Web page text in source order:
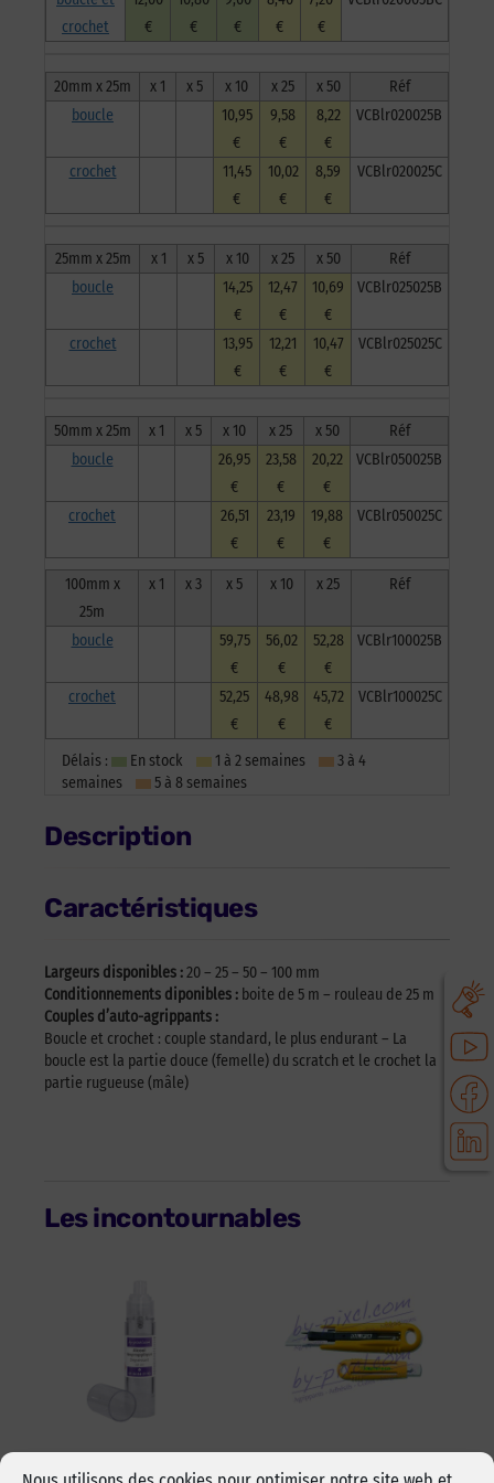
crochet
€
€
€
€
€
20mm x 25m x 1 x 5 x 10 x 25 x 50
Réf
boucle
10,95
€
9,58
€
8,22
€
VCBlr020025B
crochet
11,45
€
10,02
€
8,59
€
VCBlr020025C
25mm x 25m x 1 x 5 x 10 x 25 x 50
Réf
boucle
14,25
€
12,47
€
10,69
€
VCBlr025025B
crochet
13,95
€
12,21
€
10,47
€
VCBlr025025C
50mm x 25m x 1 x 5 x 10 x 25 x 50
Réf
boucle
26,95
€
23,58
€
20,22
€
VCBlr050025B
crochet
26,51
€
23,19
€
19,88
€
VCBlr050025C
100mm x
25m
x 1 x 3 x 5 x 10 x 25 Réf
boucle
59,75
€
56,02
€
52,28
€
VCBlr100025B
crochet
52,25
€
48,98
€
45,72
€
VCBlr100025C
Délais : En stock 1 à 2 semaines
3 à 4
semaines
5 à 8 semaines
Description
Caractéristiques
Largeurs disponibles :20 – 25 – 50 – 100 mm
Conditionnements diponibles : boite de 5 m – rouleau de 25 m
Couples d’auto-agrippants :
Boucle et crochet : couple standard, le plus endurant – La
boucle est la partie douce (femelle) du scratch et le crochet la
partie rugueuse (mâle)
Les incontournables
Alcool isopropylique
Cutter sécurité Olfa